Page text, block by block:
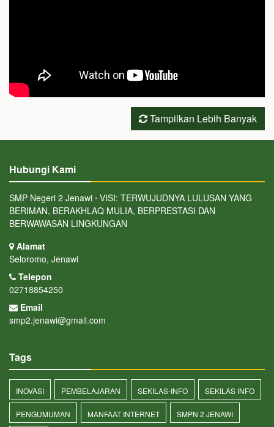
Tampilkan Lebih Banyak
Hubungi Kami
SMP Negeri 2 Jenawi ⋅ VISI: TERWUJUDNYA LULUSAN YANG
BERIMAN, BERAKHLAQ MULIA, BERPRESTASI DAN
BERWAWASAN LINGKUNGAN
Alamat
Seloromo, Jenawi
Telepon
02718854250
Email
smp2.jenawi@gmail.com
Tags
INOVASI PEMBELAJARAN SEKILAS-INFO SEKILAS INFO
PENGUMUMAN MANFAAT INTERNET SMPN 2 JENAWI